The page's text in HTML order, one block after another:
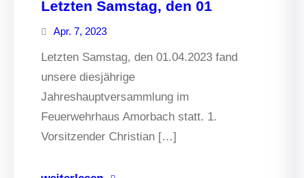
Letzten Samstag, den 01
Apr. 7, 2023
Letzten Samstag, den 01.04.2023 fand
unsere diesjährige
Jahreshauptversammlung im
Feuerwehrhaus Amorbach statt. 1.
Vorsitzender Christian […]